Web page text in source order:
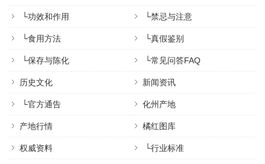
└功效和作用 └禁忌与注意
└食用方法 └真假鉴别
└保存与陈化 └常见问答FAQ
历史文化 新闻资讯
└官方通告 化州产地
产地行情 橘红图库
权威资料 └行业标准